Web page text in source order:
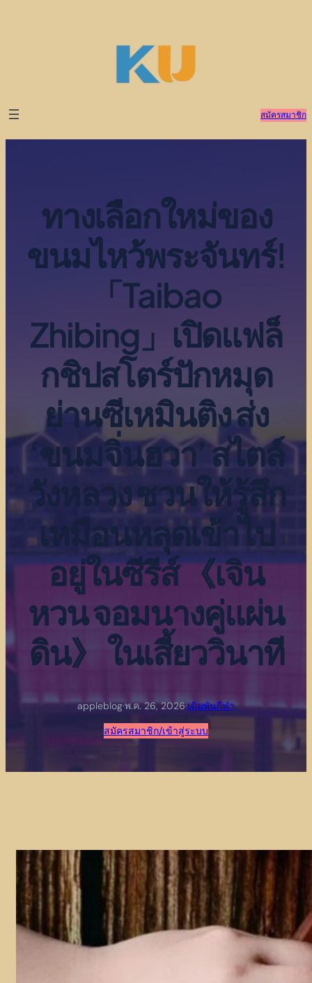
สมัครสมาชิก
ทางเลือกใหม่ของ
ขนมไหว้พระจันทร์!
「Taibao
Zhibing」เปิดแฟล็
กชิปสโตร์ปักหมุด
ย่านซีเหมินติง ส่ง
‘ขนมจิ่นฮวา’ สไตล์
วังหลวง ชวนให้รู้สึก
เหมือนหลุดเข้าไป
อยู่ในซีรีส์ 《เจิน
หวน จอมนางคู่แผ่น
ดิน》 ในเสี้ยววินาที
appleblog·พ.ค. 26, 2026·เดิมพันกีฬา
สมัครสมาชิก/เข้าสู่ระบบ